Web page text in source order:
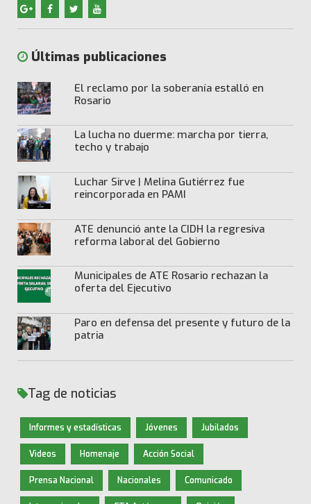
Últimas publicaciones
El reclamo por la soberanía estalló en
Rosario
La lucha no duerme: marcha por tierra,
techo y trabajo
Luchar Sirve | Melina Gutiérrez fue
reincorporada en PAMI
ATE denunció ante la CIDH la regresiva
reforma laboral del Gobierno
Municipales de ATE Rosario rechazan la
oferta del Ejecutivo
Paro en defensa del presente y futuro de la
patria
Tag de noticias
Informes y estadísticas Jóvenes Jubilados
Videos Homenaje Acción Social
Prensa Nacional Nacionales Comunicado